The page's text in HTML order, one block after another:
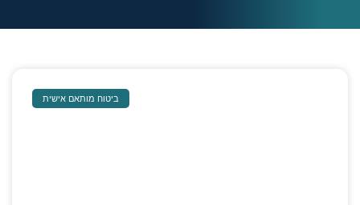
ביטוח מותאם אישית